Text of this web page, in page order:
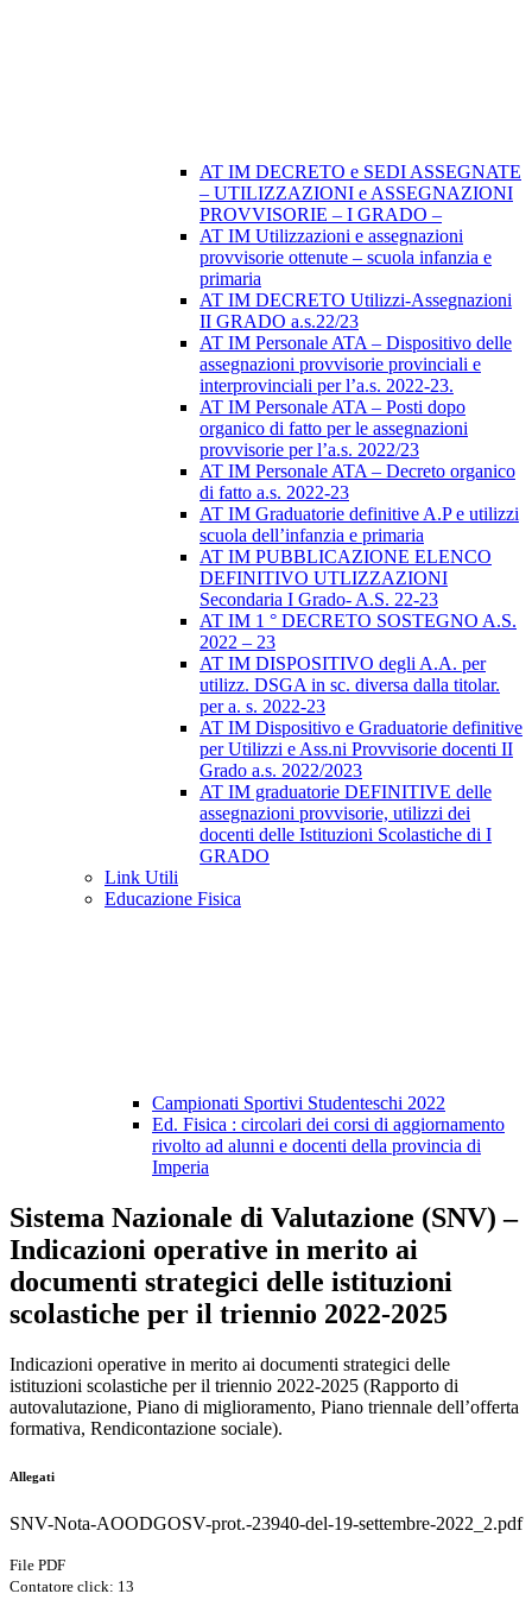
AT IM DECRETO e SEDI ASSEGNATE
– UTILIZZAZIONI e ASSEGNAZIONI
PROVVISORIE – I GRADO –
AT IM Utilizzazioni e assegnazioni
provvisorie ottenute – scuola infanzia e
primaria
AT IM DECRETO Utilizzi-Assegnazioni
II GRADO a.s.22/23
AT IM Personale ATA – Dispositivo delle
assegnazioni provvisorie provinciali e
interprovinciali per l’a.s. 2022-23.
AT IM Personale ATA – Posti dopo
organico di fatto per le assegnazioni
provvisorie per l’a.s. 2022/23
AT IM Personale ATA – Decreto organico
di fatto a.s. 2022-23
AT IM Graduatorie definitive A.P e utilizzi
scuola dell’infanzia e primaria
AT IM PUBBLICAZIONE ELENCO
DEFINITIVO UTLIZZAZIONI
Secondaria I Grado- A.S. 22-23
AT IM 1 ° DECRETO SOSTEGNO A.S.
2022 – 23
AT IM DISPOSITIVO degli A.A. per
utilizz. DSGA in sc. diversa dalla titolar.
per a. s. 2022-23
AT IM Dispositivo e Graduatorie definitive
per Utilizzi e Ass.ni Provvisorie docenti II
Grado a.s. 2022/2023
AT IM graduatorie DEFINITIVE delle
assegnazioni provvisorie, utilizzi dei
docenti delle Istituzioni Scolastiche di I
GRADO
Link Utili
Educazione Fisica
Campionati Sportivi Studenteschi 2022
Ed. Fisica : circolari dei corsi di aggiornamento
rivolto ad alunni e docenti della provincia di
Imperia
Sistema Nazionale di Valutazione (SNV) –
Indicazioni operative in merito ai
documenti strategici delle istituzioni
scolastiche per il triennio 2022-2025
Indicazioni operative in merito ai documenti strategici delle
istituzioni scolastiche per il triennio 2022-2025 (Rapporto di
autovalutazione, Piano di miglioramento, Piano triennale dell’offerta
formativa, Rendicontazione sociale).
Allegati
SNV-Nota-AOODGOSV-prot.-23940-del-19-settembre-2022_2.pdf
File PDF
Contatore click: 13